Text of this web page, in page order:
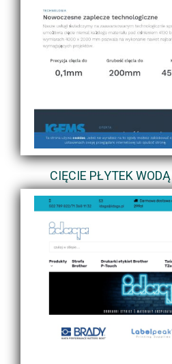
CIĘCIE PŁYTEK